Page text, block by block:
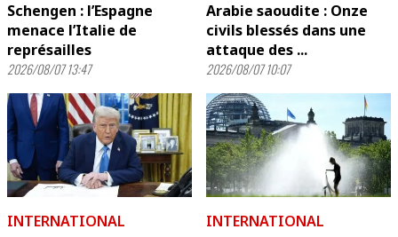
Schengen : l’Espagne
menace l’Italie de
représailles
2026/08/07 13:47
Arabie saoudite : Onze
civils blessés dans une
attaque des ...
2026/08/07 10:07
INTERNATIONAL
INTERNATIONAL